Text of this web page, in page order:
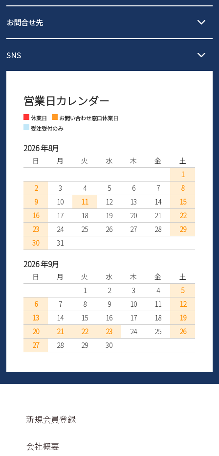
3,980円（税込）以上お買い上げで送料無料
発送日・送料詳細については
ご利用ください。
発送日・送料詳細についてはご利用ガイドを
ご利用ください。
の片道無料サービスを実施中！
ントとしても安心してご利用いただけるよう、サイズ交換の受付期
さい。
お問合せ先
営業時間：11時～17時
※土日祝はお問い合わせ窓口休業日となります。
SNS
Facebook Instagram
営業日カレンダー
休業日
お問い合わせ窓口休業日
受注受付のみ
2026 年8月
日 月 火 水 木 金
土
1
2
3 4 5 6 7
8
9
10 11 12 13 14
15
16
17 18 19 20 21
22
23
24 25 26 27 28
29
30
31
2026 年9月
日 月 火 水 木 金
土
1
2 3 4
5
6
7 8 9 10 11
12
13
14 15 16 17 18
19
20
21 22 23 24 25
26
27
28 29 30
新規会員登録
会社概要